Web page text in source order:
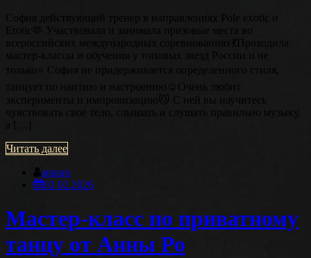
София действующий тренер в направлениях Pole exotic и
Erotic🫶 Участвовала и занимала призовые места во
всероссийских международных соревнованиях💃Проходила
мастер-классы и обучения у топовых звезд России и не
танцует по наитию и настроению☺️Очень любит
эксперименты и импровизацию😼 С ней вы научитесь
чувствовать свое тело, слышать и слушать правильно музыку,
Читать далее
annaro
02.02.2026
Мастер-класс по приватному
танцу от Анны Ро